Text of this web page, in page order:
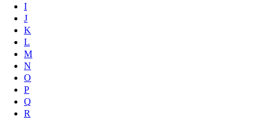
I
J
K
L
M
N
O
P
Q
R